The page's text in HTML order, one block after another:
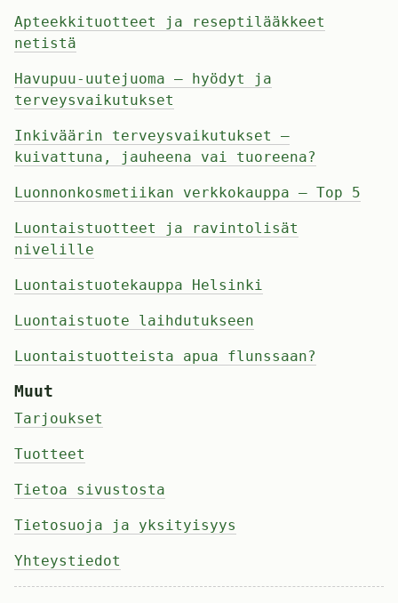
Apteekkituotteet ja reseptilääkkeet
netistä
Havupuu-uutejuoma – hyödyt ja
terveysvaikutukset
Inkiväärin terveysvaikutukset –
kuivattuna, jauheena vai tuoreena?
Luonnonkosmetiikan verkkokauppa – Top 5
Luontaistuotteet ja ravintolisät
nivelille
Luontaistuotekauppa Helsinki
Luontaistuote laihdutukseen
Luontaistuotteista apua flunssaan?
Muut
Tarjoukset
Tuotteet
Tietoa sivustosta
Tietosuoja ja yksityisyys
Yhteystiedot